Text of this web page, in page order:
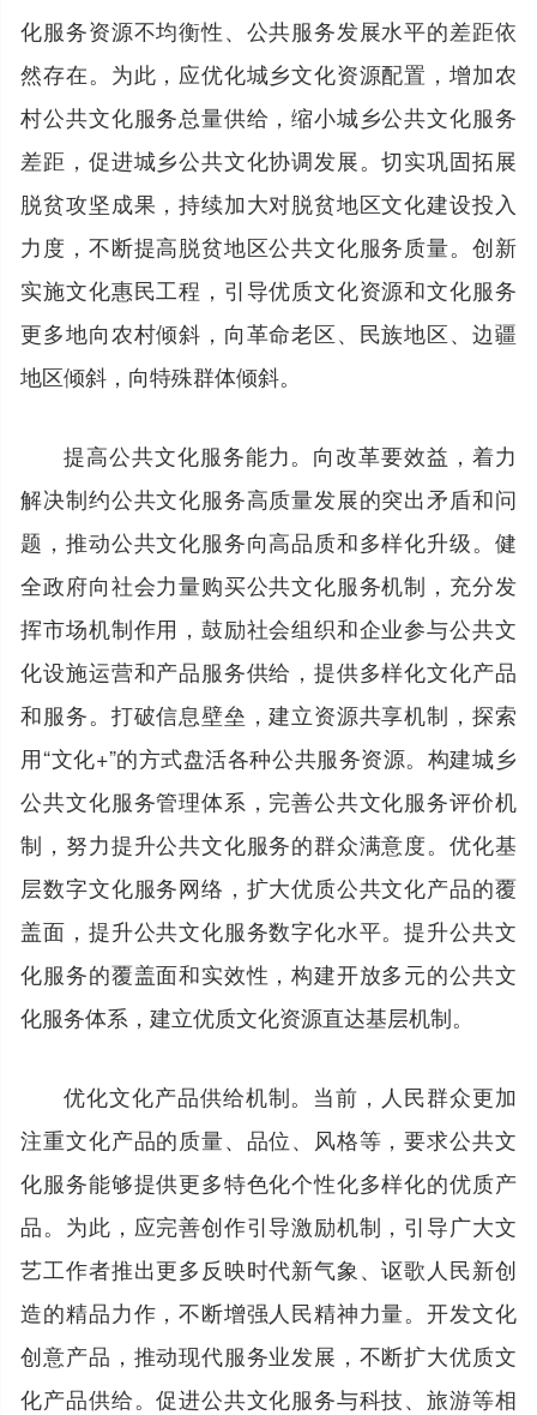
化服务资源不均衡性、公共服务发展水平的差距依
然存在。为此，应优化城乡文化资源配置，增加农
村公共文化服务总量供给，缩小城乡公共文化服务
差距，促进城乡公共文化协调发展。切实巩固拓展
脱贫攻坚成果，持续加大对脱贫地区文化建设投入
力度，不断提高脱贫地区公共文化服务质量。创新
实施文化惠民工程，引导优质文化资源和文化服务
更多地向农村倾斜，向革命老区、民族地区、边疆
地区倾斜，向特殊群体倾斜。
提高公共文化服务能力。向改革要效益，着力
解决制约公共文化服务高质量发展的突出矛盾和问
题，推动公共文化服务向高品质和多样化升级。健
全政府向社会力量购买公共文化服务机制，充分发
挥市场机制作用，鼓励社会组织和企业参与公共文
化设施运营和产品服务供给，提供多样化文化产品
和服务。打破信息壁垒，建立资源共享机制，探索
用“文化+”的方式盘活各种公共服务资源。构建城乡
公共文化服务管理体系，完善公共文化服务评价机
制，努力提升公共文化服务的群众满意度。优化基
层数字文化服务网络，扩大优质公共文化产品的覆
盖面，提升公共文化服务数字化水平。提升公共文
化服务的覆盖面和实效性，构建开放多元的公共文
化服务体系，建立优质文化资源直达基层机制。
优化文化产品供给机制。当前，人民群众更加
注重文化产品的质量、品位、风格等，要求公共文
化服务能够提供更多特色化个性化多样化的优质产
品。为此，应完善创作引导激励机制，引导广大文
艺工作者推出更多反映时代新气象、讴歌人民新创
造的精品力作，不断增强人民精神力量。开发文化
创意产品，推动现代服务业发展，不断扩大优质文
化产品供给。促进公共文化服务与科技、旅游等相